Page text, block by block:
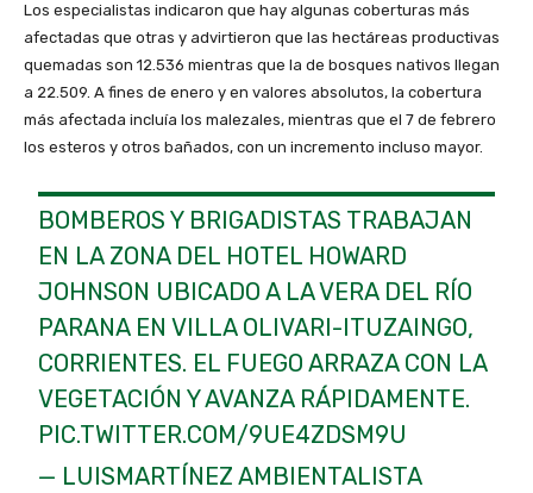
Los especialistas indicaron que hay algunas coberturas más
afectadas que otras y advirtieron que las hectáreas productivas
quemadas son 12.536 mientras que la de bosques nativos llegan
a 22.509. A fines de enero y en valores absolutos, la cobertura
más afectada incluía los malezales, mientras que el 7 de febrero
los esteros y otros bañados, con un incremento incluso mayor.
BOMBEROS Y BRIGADISTAS TRABAJAN
EN LA ZONA DEL HOTEL HOWARD
JOHNSON UBICADO A LA VERA DEL RÍO
PARANA EN VILLA OLIVARI-ITUZAINGO,
CORRIENTES. EL FUEGO ARRAZA CON LA
VEGETACIÓN Y AVANZA RÁPIDAMENTE.
PIC.TWITTER.COM/9UE4ZDSM9U
— LUISMARTÍNEZ AMBIENTALISTA